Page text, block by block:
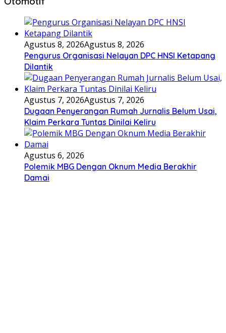
Agustus 8, 2026Agustus 8, 2026
Pengurus Organisasi Nelayan DPC HNSI Ketapang
Dilantik
Agustus 7, 2026Agustus 7, 2026
Dugaan Penyerangan Rumah Jurnalis Belum Usai,
Klaim Perkara Tuntas Dinilai Keliru
Agustus 6, 2026
Polemik MBG Dengan Oknum Media Berakhir
Damai